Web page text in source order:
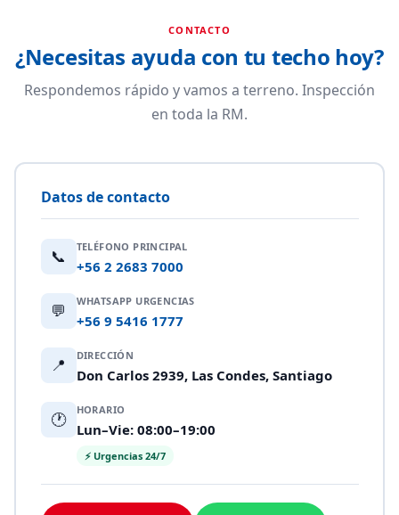
CONTACTO
¿Necesitas ayuda con tu techo hoy?
Respondemos rápido y vamos a terreno. Inspección
en toda la RM.
Datos de contacto
📞 TELÉFONO PRINCIPAL
+56 2 2683 7000
💬 WHATSAPP URGENCIAS
+56 9 5416 1777
📍 DIRECCIÓN
Don Carlos 2939, Las Condes, Santiago
🕐 HORARIO
Lun–Vie: 08:00–19:00
⚡ Urgencias 24/7